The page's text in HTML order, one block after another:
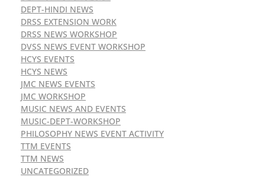
DEPT-HINDI NEWS
DRSS EXTENSION WORK
DRSS NEWS WORKSHOP
DVSS NEWS EVENT WORKSHOP
HCYS EVENTS
HCYS NEWS
JMC NEWS EVENTS
JMC WORKSHOP
MUSIC NEWS AND EVENTS
MUSIC-DEPT-WORKSHOP
PHILOSOPHY NEWS EVENT ACTIVITY
TTM EVENTS
TTM NEWS
UNCATEGORIZED